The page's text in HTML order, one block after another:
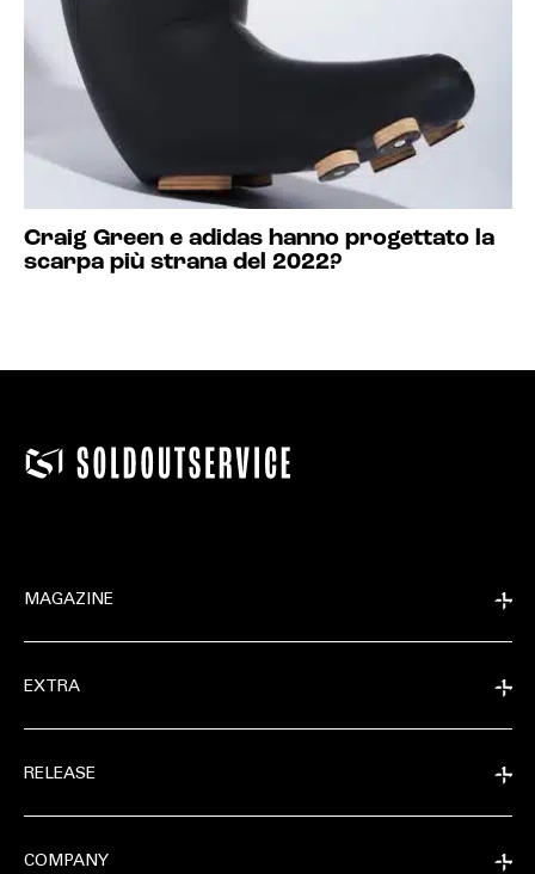
Craig Green e adidas hanno progettato la
scarpa più strana del 2022?
MAGAZINE
EXTRA
RELEASE
COMPANY